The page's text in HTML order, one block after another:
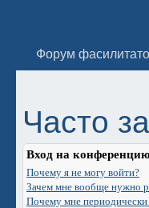
Часто
Вход на
Почему я не могу войти?
Зачем мне вообще нужно
Почему мне периодически